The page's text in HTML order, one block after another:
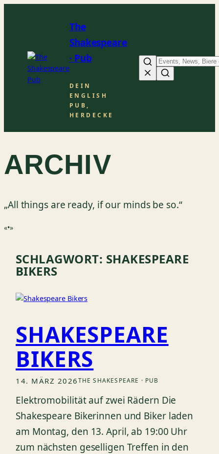
The
Shakespeare
· Pub
DEIN
ENGLISH
PUB,
HERDECKE
Suche
ARCHIV
„All things are ready, if our minds be so.“
«•»
SCHLAGWORT: SHAKESPEARE
BIKERS
SHAKESPEARE
BIKERS
14. MÄRZ 2026THE SHAKESPEARE · PUB
Elektromobilität auf zwei Rädern Die
Shakespeare Bikerinnen und Biker laden
am Montag, den 13. April, ab 19:00 Uhr
zum nächsten geselligen Treffen in den